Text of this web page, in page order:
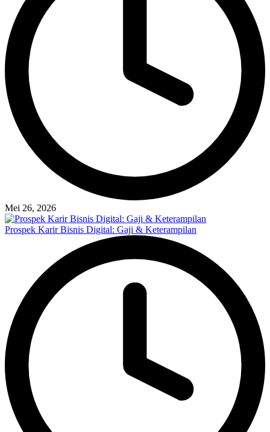
Mei 26, 2026
Prospek Karir Bisnis Digital: Gaji & Keterampilan